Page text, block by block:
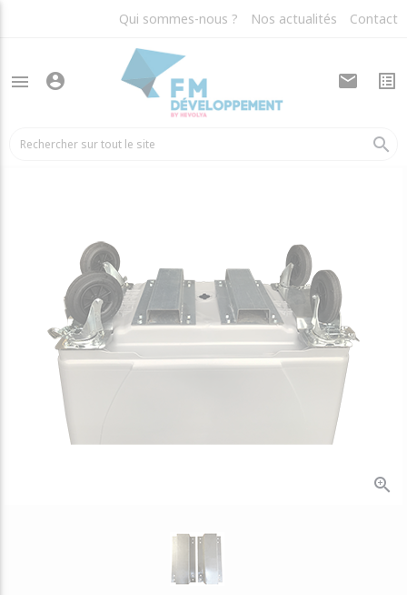
Qui sommes-nous ? Nos actualités Contact
menu account_circle mail list_alt
search
arrow_back Opercules et accessoires
zoom_in